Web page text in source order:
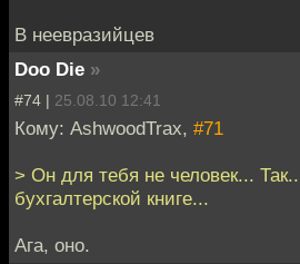
В неевразийцев
Doo Die »
#74 | 25.08.10 12:41
Кому: AshwoodTrax, #71
> Он для тебя не человек...
бухгалтерской книге...
Ага, оно.